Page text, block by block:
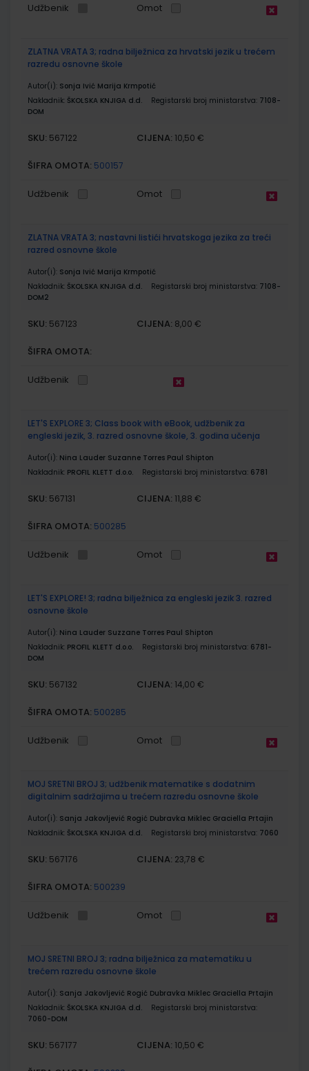
Udžbenik Omot
ZLATNA VRATA 3; radna bilježnica za hrvatski jezik u trećem
razredu osnovne škole
Autor(i): Sonja Ivić Marija Krmpotić
Nakladnik: ŠKOLSKA KNJIGA d.d. Registarski broj ministarstva: 7108-
DOM
SKU: 567122 CIJENA: 10,50 €
ŠIFRA OMOTA: 500157
Udžbenik Omot
ZLATNA VRATA 3; nastavni listići hrvatskoga jezika za treći
razred osnovne škole
Autor(i): Sonja Ivić Marija Krmpotić
Nakladnik: ŠKOLSKA KNJIGA d.d. Registarski broj ministarstva: 7108-
DOM2
SKU: 567123 CIJENA: 8,00 €
ŠIFRA OMOTA:
Udžbenik
LET'S EXPLORE 3; Class book with eBook, udžbenik za
engleski jezik, 3. razred osnovne škole, 3. godina učenja
Autor(i): Nina Lauder Suzanne Torres Paul Shipton
Nakladnik: PROFIL KLETT d.o.o. Registarski broj ministarstva: 6781
SKU: 567131 CIJENA: 11,88 €
ŠIFRA OMOTA: 500285
Udžbenik Omot
LET'S EXPLORE! 3; radna bilježnica za engleski jezik 3. razred
osnovne škole
Autor(i): Nina Lauder Suzzane Torres Paul Shipton
Nakladnik: PROFIL KLETT d.o.o. Registarski broj ministarstva: 6781-
DOM
SKU: 567132 CIJENA: 14,00 €
ŠIFRA OMOTA: 500285
Udžbenik Omot
MOJ SRETNI BROJ 3; udžbenik matematike s dodatnim
digitalnim sadržajima u trećem razredu osnovne škole
Autor(i): Sanja Jakovljević Rogić Dubravka Miklec Graciella Prtajin
Nakladnik: ŠKOLSKA KNJIGA d.d. Registarski broj ministarstva: 7060
SKU: 567176 CIJENA: 23,78 €
ŠIFRA OMOTA: 500239
Udžbenik Omot
MOJ SRETNI BROJ 3; radna bilježnica za matematiku u
trećem razredu osnovne škole
Autor(i): Sanja Jakovljević Rogić Dubravka Miklec Graciella Prtajin
Nakladnik: ŠKOLSKA KNJIGA d.d.
Registarski broj ministarstva:
7060-DOM
SKU: 567177 CIJENA: 10,50 €